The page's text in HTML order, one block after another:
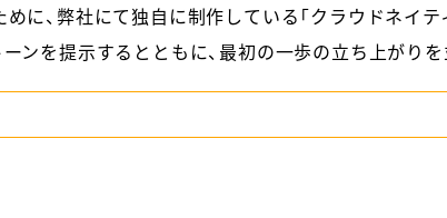
に、弊社にて独自に制作している「クラウドネイテ
を提示するとともに、最初の一歩の立ち上がりを